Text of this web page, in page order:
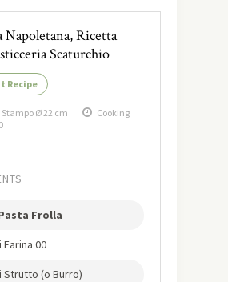
Napoletana, Ricetta
Scaturchio
Recipe
Stampo Ø 22 cm
Cooking
Frolla
Farina 00
Strutto (o Burro)